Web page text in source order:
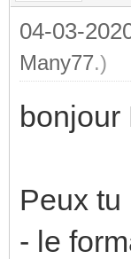
04-03-
Many77.)
bonjour
Peux tu
- le